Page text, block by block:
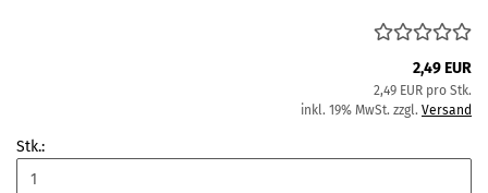
2,49 EUR
2,49 EUR pro Stk.
inkl. 19% MwSt. zzgl. Versand
Stk.: